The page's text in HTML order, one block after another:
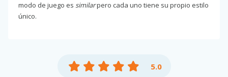
modo de juego es similarpero cada uno tiene su propio estilo
único.
5.0